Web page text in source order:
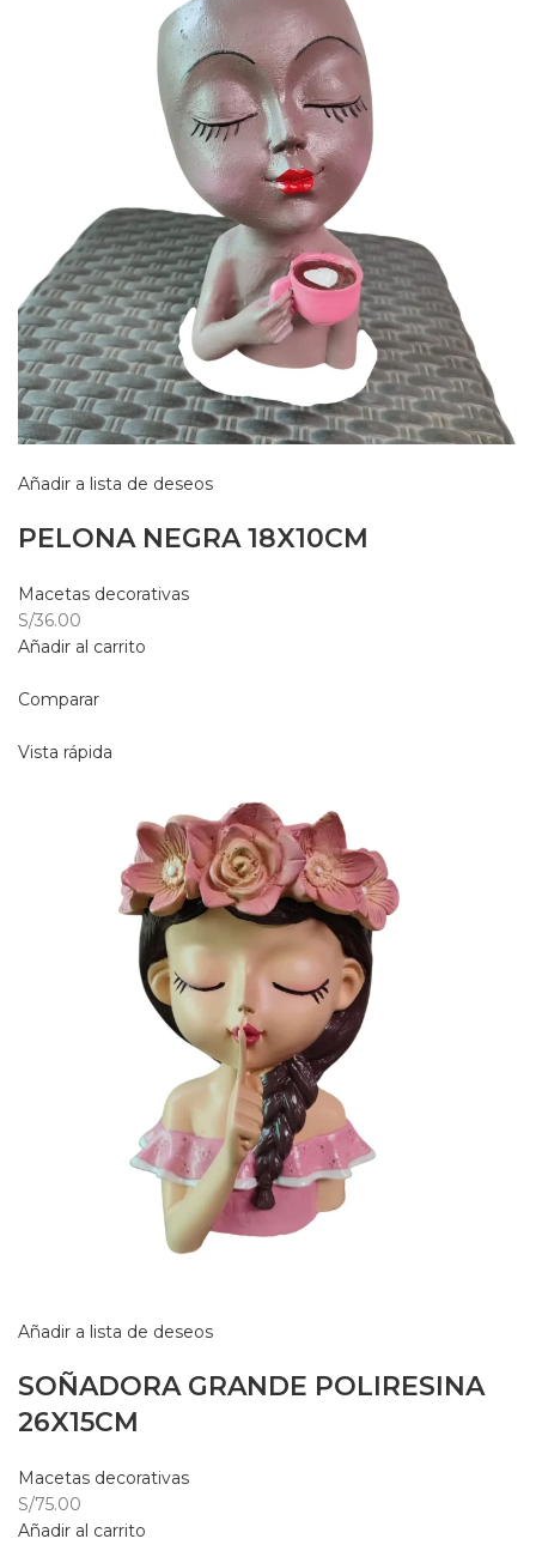
Añadir a lista de deseos
PELONA NEGRA 18X10CM
Macetas decorativas
S/36.00
Añadir al carrito
Comparar
Vista rápida
Añadir a lista de deseos
SOÑADORA GRANDE POLIRESINA
26X15CM
Macetas decorativas
S/75.00
Añadir al carrito